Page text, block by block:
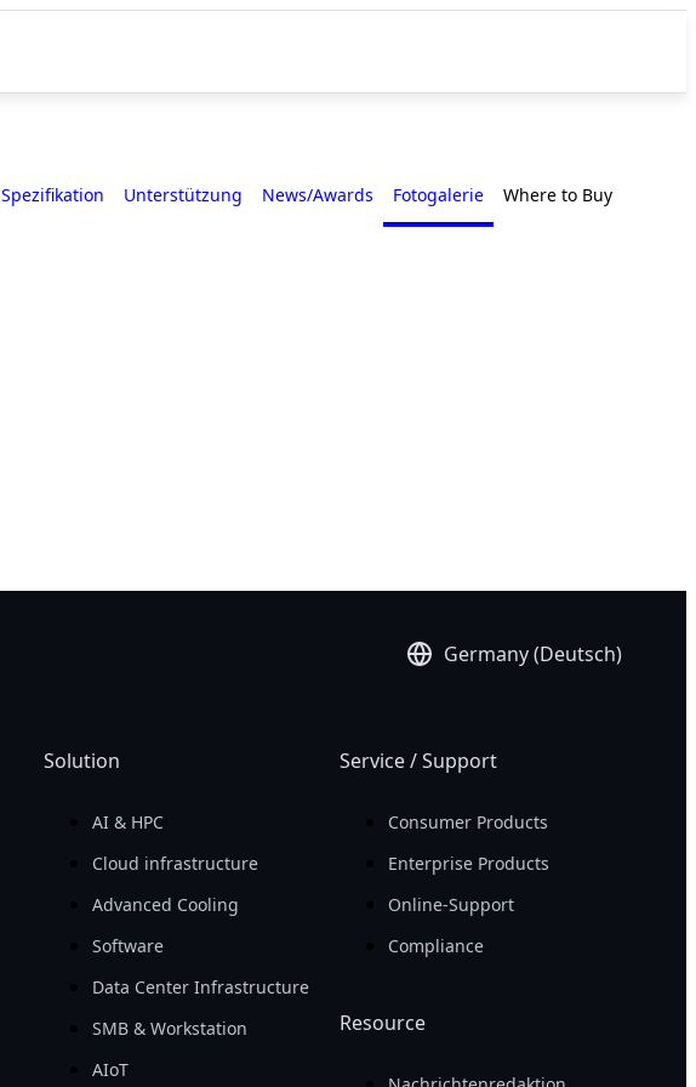
Spezifikation Unterstützung News/Awards Fotogalerie Where to Buy
Germany (Deutsch)
Solution
AI & HPC
Cloud infrastructure
Advanced Cooling
Software
Data Center Infrastructure
SMB & Workstation
AIoT
Service / Support
Consumer Products
Enterprise Products
Online-Support
Compliance
Resource